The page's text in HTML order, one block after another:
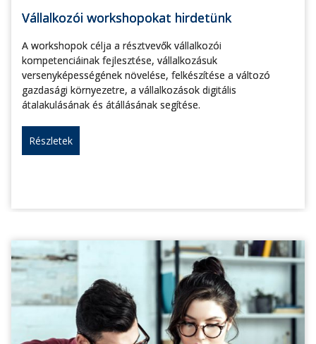
Vállalkozói workshopokat hirdetünk
A workshopok célja a résztvevők vállalkozói
kompetenciáinak fejlesztése, vállalkozásuk
versenyképességének növelése, felkészítése a változó
gazdasági környezetre, a vállalkozások digitális
átalakulásának és átállásának segítése.
Részletek